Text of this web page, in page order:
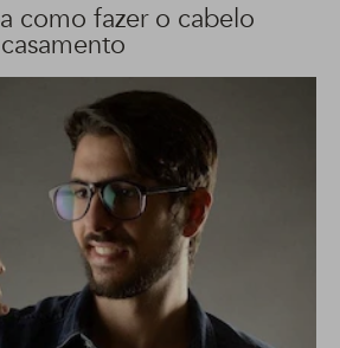
como fazer o cabelo